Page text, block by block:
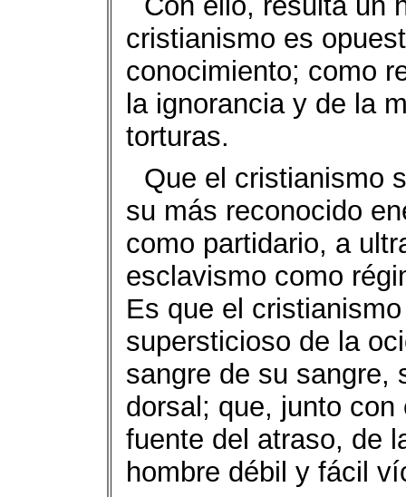
cristianismo es
conocimiento; como
la ignorancia y de la
torturas.
Que el cristianismo
su más reconocido
como partidario, a
esclavismo como
Es que el
supersticioso de la
sangre de su sangre,
dorsal; que, junto
fuente del atraso, de
hombre débil y fácil